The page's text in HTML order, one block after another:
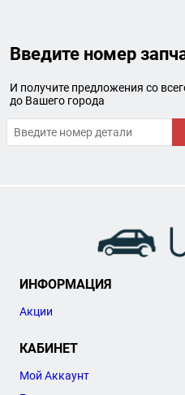
Введите номер
И получите предложения со
до Вашего города
ИНФОРМАЦИЯ
Акции
КАБИНЕТ
Мой Аккаунт